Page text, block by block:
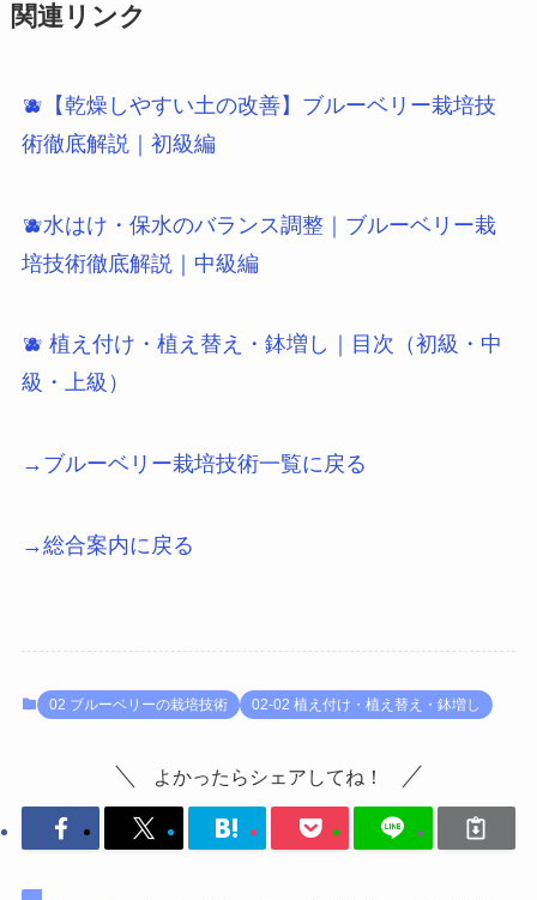
関連リンク
🫐【乾燥しやすい土の改善】ブルーベリー栽培技
術徹底解説｜初級編
🫐水はけ・保水のバランス調整｜ブルーベリー栽
培技術徹底解説｜中級編
🫐 植え付け・植え替え・鉢増し｜目次（初級・中
級・上級）
→ブルーベリー栽培技術一覧に戻る
→総合案内に戻る
02 ブルーベリーの栽培技術 02-02 植え付け・植え替え・鉢増し
よかったらシェアしてね！